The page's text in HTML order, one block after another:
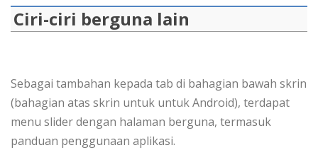
Ciri-ciri berguna lain
Sebagai tambahan kepada tab di bahagian bawah skrin
(bahagian atas skrin untuk untuk Android), terdapat
menu slider dengan halaman berguna, termasuk
panduan penggunaan aplikasi.